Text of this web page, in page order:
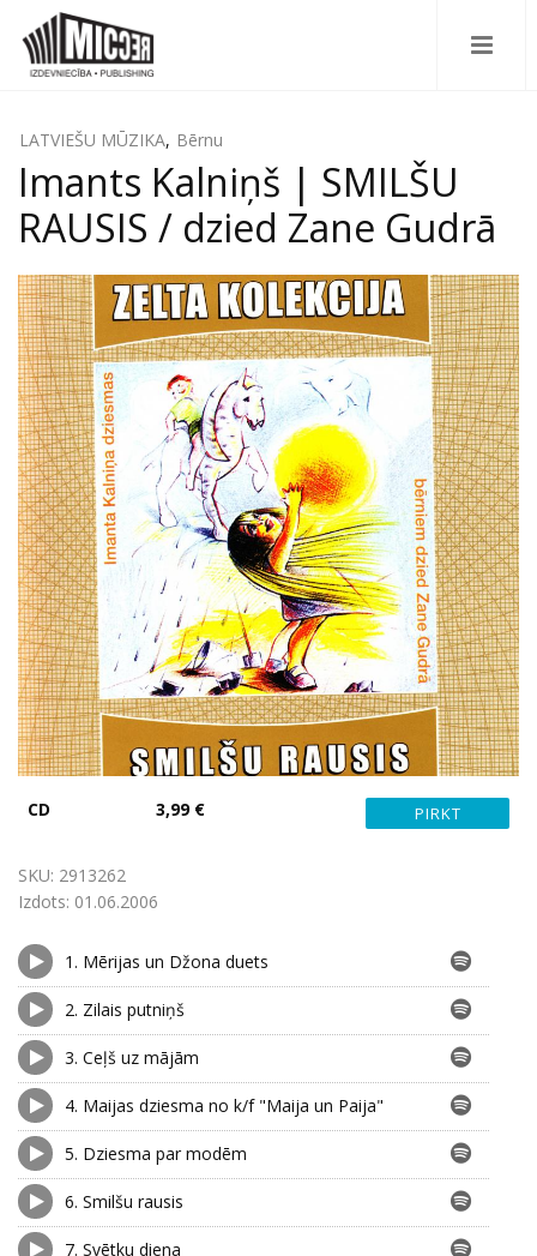
LATVIEŠU MŪZIKA, Bērnu
Imants Kalniņš | SMILŠU
RAUSIS / dzied Zane Gudrā
CD 3,99 €
SKU: 2913262
Izdots: 01.06.2006
1. Mērijas un Džona duets
2. Zilais putniņš
3. Ceļš uz mājām
4. Maijas dziesma no k/f "Maija un Paija"
5. Dziesma par modēm
6. Smilšu rausis
7. Svētku diena